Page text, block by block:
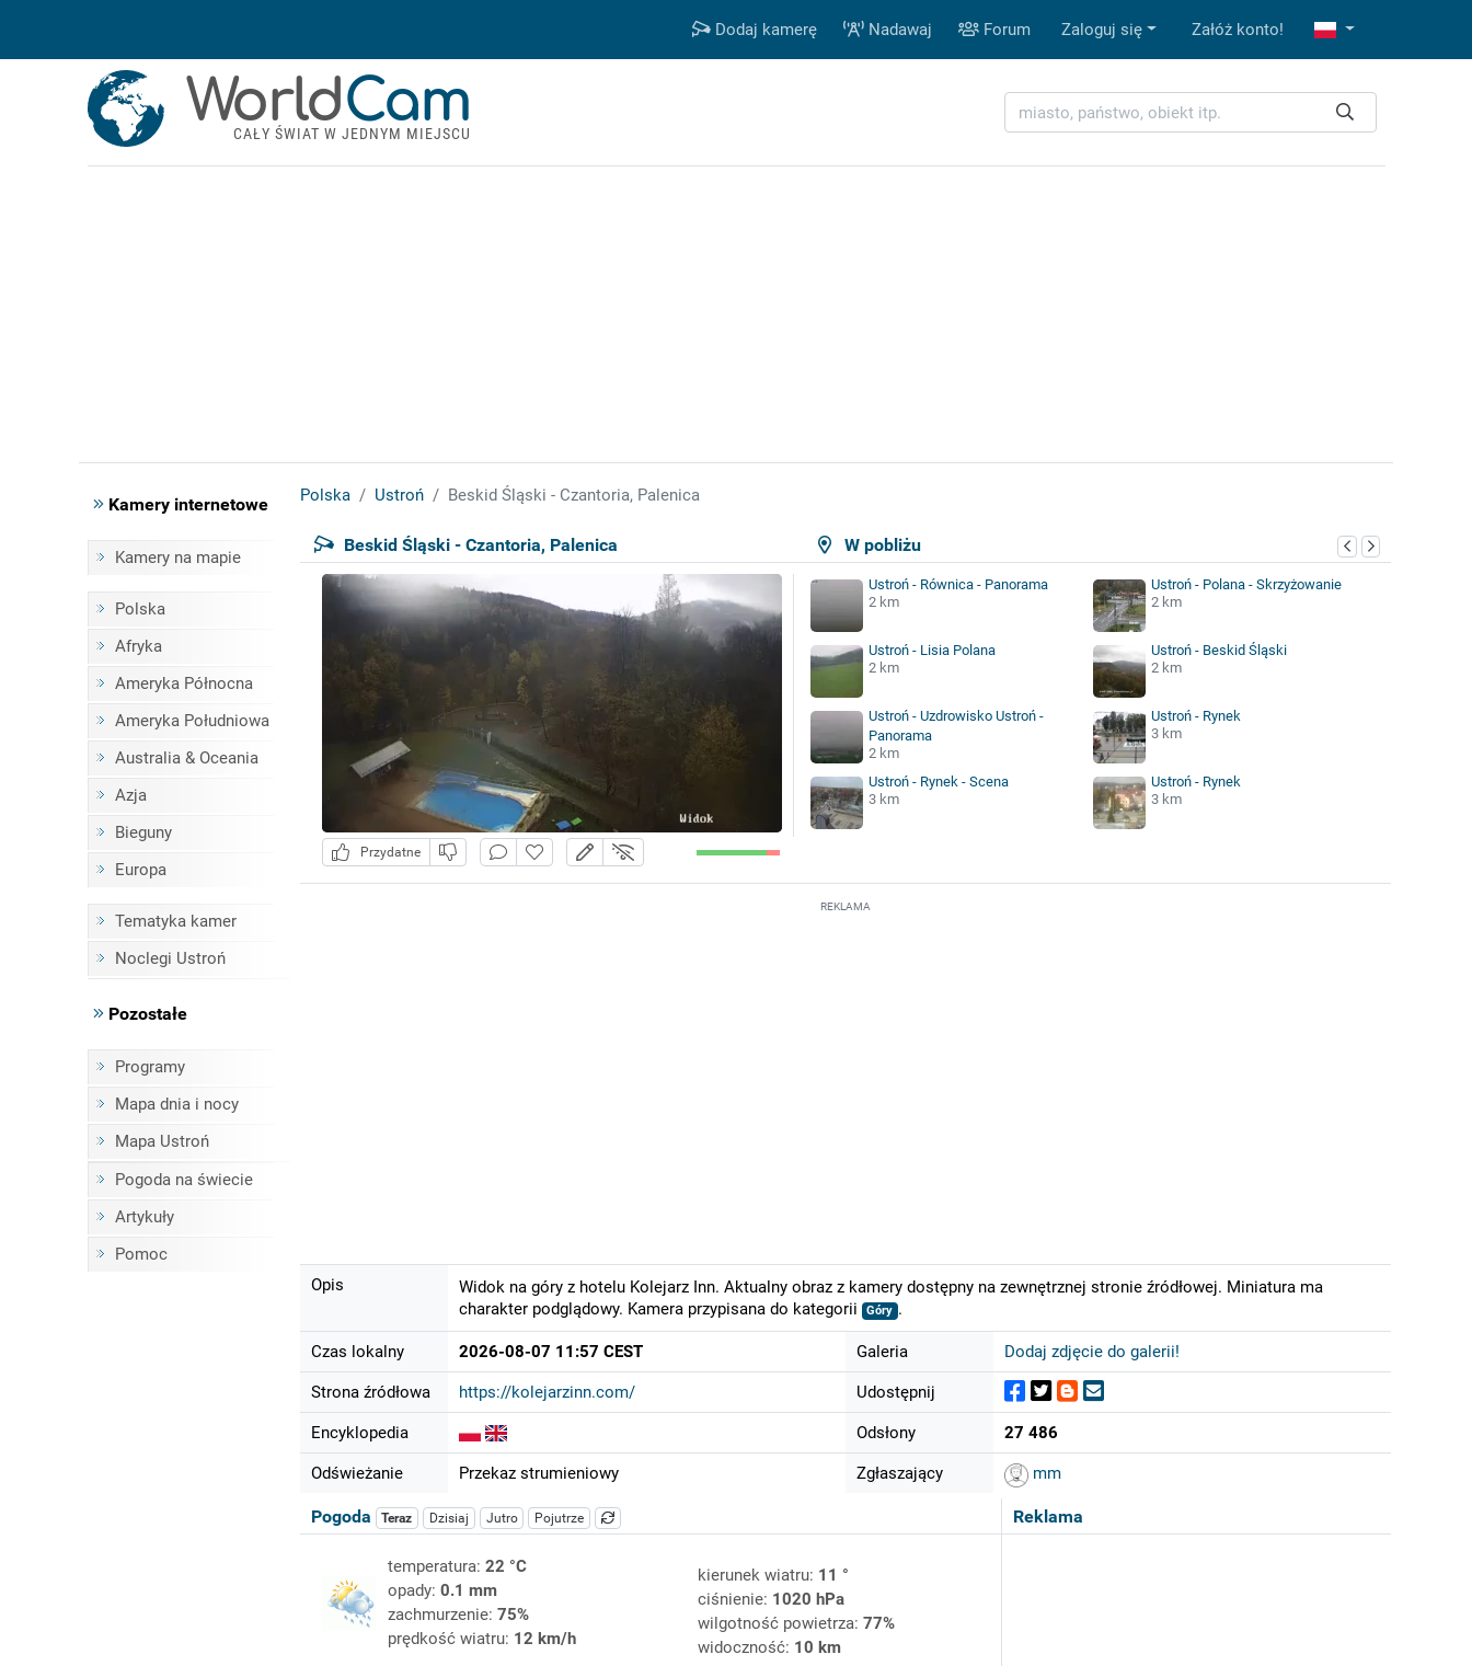
Dodaj kamerę Nadawaj Forum Zaloguj się Załóż konto!
WorldCam
CAŁY ŚWIAT W JEDNYM MIEJSCU
Kamery internetowe
Kamery na mapie
Polska
Afryka
Ameryka Północna
Ameryka Południowa
Australia & Oceania
Azja
Bieguny
Europa
Tematyka kamer
Noclegi Ustroń
Pozostałe
Programy
Mapa dnia i nocy
Mapa Ustroń
Pogoda na świecie
Artykuły
Pomoc
Polska Ustroń Beskid Śląski - Czantoria, Palenica
W pobliżu
Beskid Śląski - Czantoria, Palenica
Przydatne
Ustroń - Równica - Panorama
2 km
Ustroń - Polana - Skrzyżowanie
2 km
Ustroń - Lisia Polana
2 km
Ustroń - Beskid Śląski
2 km
Ustroń - Uzdrowisko Ustroń -
Panorama
2 km
Ustroń - Rynek
3 km
Ustroń - Rynek - Scena
3 km
Ustroń - Rynek
3 km
REKLAMA
Opis
Widok na góry z hotelu Kolejarz Inn. Aktualny obraz z kamery dostępny na zewnętrznej stronie źródłowej. Miniatura ma
charakter podglądowy. Kamera przypisana do kategorii
Góry .
Czas lokalny 2026-08-07 11:57 CEST
Strona źródłowa https://kolejarzinn.com/
Encyklopedia
Odświeżanie Przekaz strumieniowy
Galeria Dodaj zdjęcie do galerii!
Udostępnij
Odsłony 27 486
Zgłaszający mm
Reklama
Pogoda Teraz Dzisiaj Jutro Pojutrze
temperatura: 22 °C
opady: 0.1 mm
zachmurzenie: 75%
prędkość wiatru: 12 km/h
kierunek wiatru: 11 °
ciśnienie: 1020 hPa
wilgotność powietrza: 77%
widoczność: 10 km